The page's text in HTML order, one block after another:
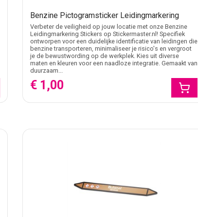
Benzine Pictogramsticker Leidingmarkering
Verbeter de veiligheid op jouw locatie met onze Benzine
Leidingmarkering Stickers op Stickermaster.nl! Specifiek
ontworpen voor een duidelijke identificatie van leidingen die
benzine transporteren, minimaliseer je risico's en vergroot
je de bewustwording op de werkplek. Kies uit diverse
maten en kleuren voor een naadloze integratie. Gemaakt van
duurzaam...
€ 1,00